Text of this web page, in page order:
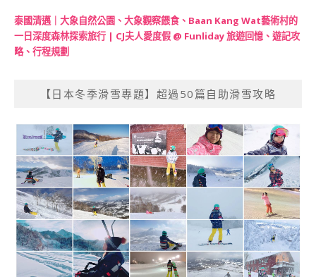
泰國清邁｜大象自然公園、大象觀察餵食、Baan Kang Wat藝術村的
一日深度森林探索旅行 | CJ夫人愛度假 @ Funliday 旅遊回憶、遊記攻
略、行程規劃
【日本冬季滑雪專題】超過50篇自助滑雪攻略